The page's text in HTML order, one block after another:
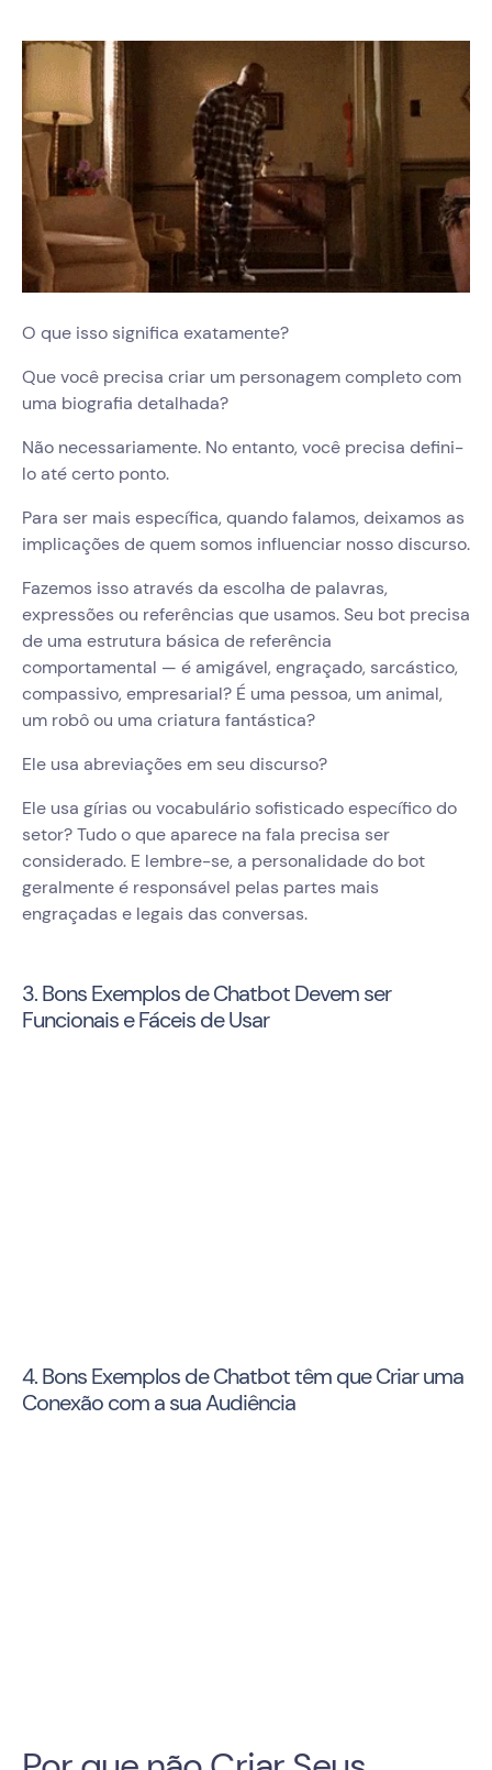
O que isso significa exatamente?
Que você precisa criar um personagem completo com
uma biografia detalhada?
Não necessariamente. No entanto, você precisa defini-
lo até certo ponto.
Para ser mais específica, quando falamos, deixamos as
implicações de quem somos influenciar nosso discurso.
Fazemos isso através da escolha de palavras,
expressões ou referências que usamos. Seu bot precisa
de uma estrutura básica de referência
comportamental — é amigável, engraçado, sarcástico,
compassivo, empresarial? É uma pessoa, um animal,
um robô ou uma criatura fantástica?
Ele usa abreviações em seu discurso?
Ele usa gírias ou vocabulário sofisticado específico do
setor? Tudo o que aparece na fala precisa ser
considerado. E lembre-se, a personalidade do bot
geralmente é responsável pelas partes mais
engraçadas e legais das conversas.
3. Bons Exemplos de Chatbot Devem ser
Funcionais e Fáceis de Usar
4. Bons Exemplos de Chatbot têm que Criar uma
Conexão com a sua Audiência